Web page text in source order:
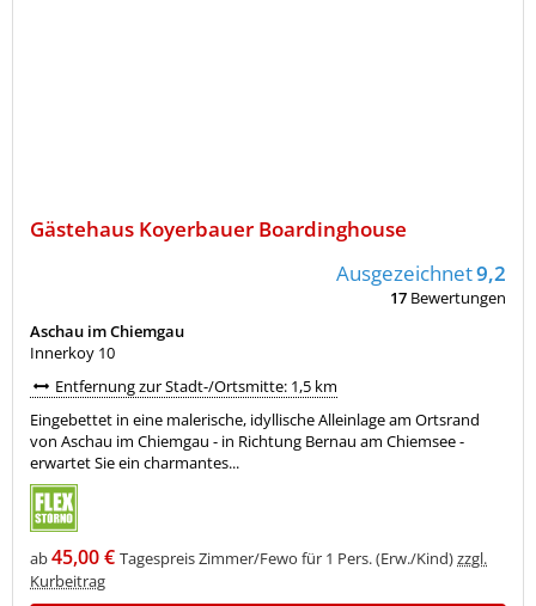
Gästehaus Koyerbauer Boardinghouse
Ausgezeichnet9,2
17 Bewertungen
Aschau im Chiemgau
Innerkoy 10
Entfernung zur Stadt-/Ortsmitte: 1,5 km
Eingebettet in eine malerische, idyllische Alleinlage am Ortsrand
von Aschau im Chiemgau - in Richtung Bernau am Chiemsee -
erwartet Sie ein charmantes...
ab45,00 € Tagespreis Zimmer/Fewo für 1 Pers. (Erw./Kind)zzgl.
Kurbeitrag